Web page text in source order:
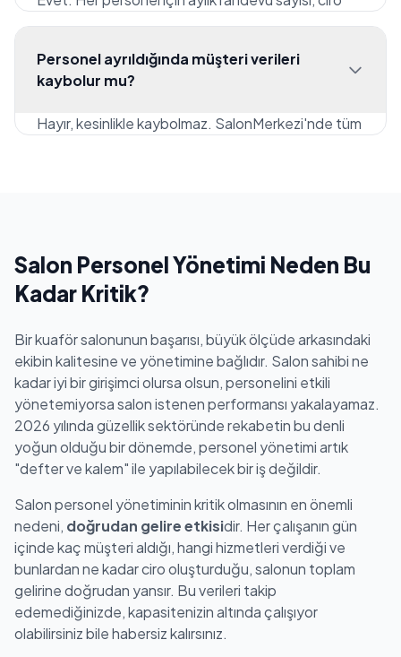
yapmaya, defter karıştırmaya veya hesap
makinesi kullanmaya gerek kalmaz.
hedefe ne kadar yaklaşıldığını gösterir ve personel
kendi panelinden ilerlemesini takip edebilir. Hedef
motive edebilirsiniz.
Personel ayrıldığında müşteri verileri
kaybolur mu?
Hayır, kesinlikle kaybolmaz. SalonMerkezi'nde tüm
değişikliğinden kaynaklanan müşteri kaybı riskini
sıfıra indirirsiniz.
Salon Personel Yönetimi Neden Bu
Kadar Kritik?
Bir kuaför salonunun başarısı, büyük ölçüde arkasındaki
ekibin kalitesine ve yönetimine bağlıdır. Salon sahibi ne
kadar iyi bir girişimci olursa olsun, personelini etkili
yönetemiyorsa salon istenen performansı yakalayamaz.
2026 yılında güzellik sektöründe rekabetin bu denli
yoğun olduğu bir dönemde, personel yönetimi artık
"defter ve kalem" ile yapılabilecek bir iş değildir.
Salon personel yönetiminin kritik olmasının en önemli
nedeni, doğrudan gelire etkisidir. Her çalışanın gün
içinde kaç müşteri aldığı, hangi hizmetleri verdiği ve
bunlardan ne kadar ciro oluşturduğu, salonun toplam
gelirine doğrudan yansır. Bu verileri takip
edemediğinizde, kapasitenizin altında çalışıyor
olabilirsiniz bile habersiz kalırsınız.